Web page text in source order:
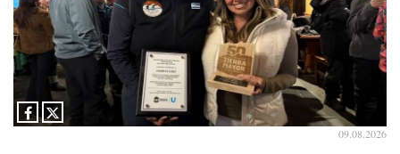
09.08.2026